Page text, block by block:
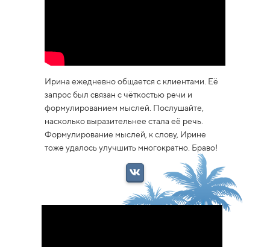
Ирина ежедневно общается с клиентами. Её
запрос был связан с чёткостью речи и
формулированием мыслей. Послушайте,
насколько выразительнее стала её речь.
Формулирование мыслей, к слову, Ирине
тоже удалось улучшить многократно. Браво!